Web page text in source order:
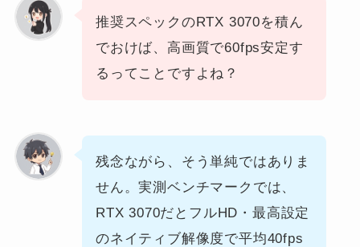
推奨スペックのRTX 3070を積ん
でおけば、高画質で60fps安定す
るってことですよね？
残念ながら、そう単純ではありま
せん。実測ベンチマークでは、
RTX 3070だとフルHD・最高設定
のネイティブ解像度で平均40fps